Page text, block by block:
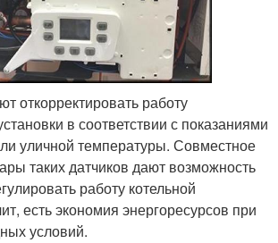
откорректировать работу
в соответствии с показаниями
уличной температуры. Совместное
таких датчиков дают возможность
работу котельной
есть экономия энергоресурсов при
условий.